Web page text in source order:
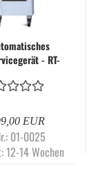
- RT-
EUR
01-0025
12-14 Wochen